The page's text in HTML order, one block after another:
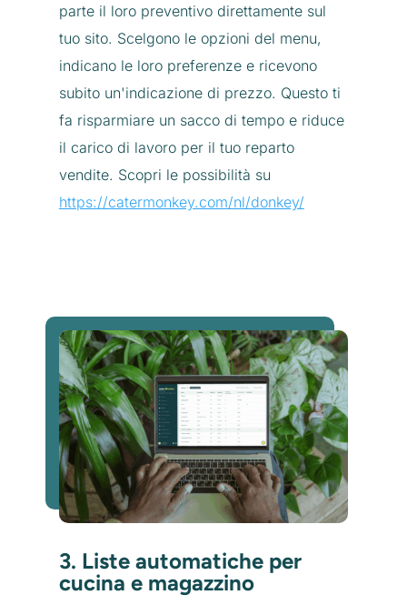
parte il loro preventivo direttamente sul
tuo sito. Scelgono le opzioni del menu,
indicano le loro preferenze e ricevono
subito un'indicazione di prezzo. Questo ti
fa risparmiare un sacco di tempo e riduce
il carico di lavoro per il tuo reparto
vendite. Scopri le possibilità su
https://catermonkey.com/nl/donkey/
3. Liste automatiche per
cucina e magazzino